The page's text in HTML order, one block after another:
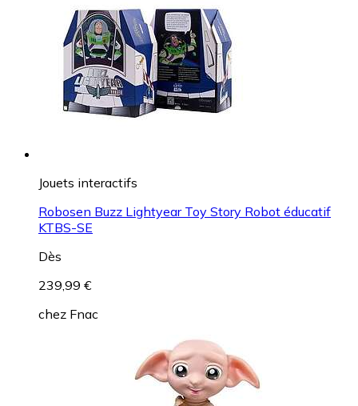
Jouets interactifs
Robosen Buzz Lightyear Toy Story Robot éducatif
KTBS-SE
Dès
239,99 €
chez Fnac